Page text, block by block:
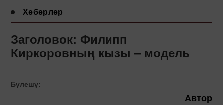
Хәбәрләр
Заголовок: Филипп
Киркоровның кызы ‒ модель
Бүлешү:
Автор